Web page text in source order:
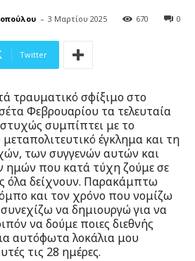
- 3 Μαρτίου 2025 0
670
Twitter
τραυματικό σφίξιμο στο
Φεβρουαρίου τα τελευταία
συμπίπτει με το
έγκλημα και τη
των συγγενών αυτών και
ημών που κατά τύχη ζούμε σε
δείχνουν. Παρακάμπτω
και τον χρόνο που νομίζω
να δημιουργώ για να
να δούμε ποιες διεθνής
αυτόφωτα λοκάλια μου
τις 28 ημέρες.